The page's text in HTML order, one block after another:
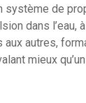
système de
dans l’eau,
autres,
mieux